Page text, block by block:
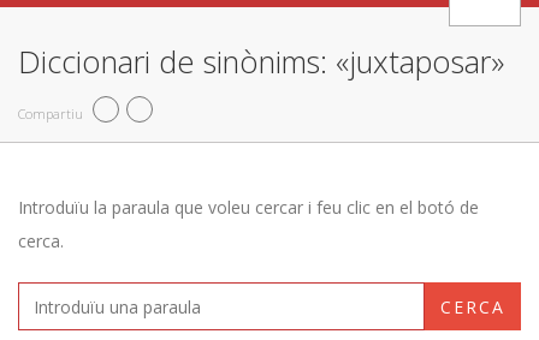
Diccionari de sinònims: «juxtaposar»
Compartiu
Introduïu la paraula que voleu cercar i feu clic en el botó de
cerca.
CERCA